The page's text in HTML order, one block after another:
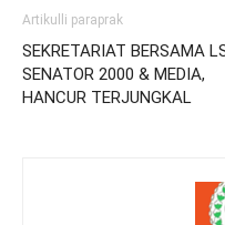
Artikulli paraprak
SEKRETARIAT BERSAMA
SENATOR 2000 & MEDIA,
HANCUR TERJUNGKAL